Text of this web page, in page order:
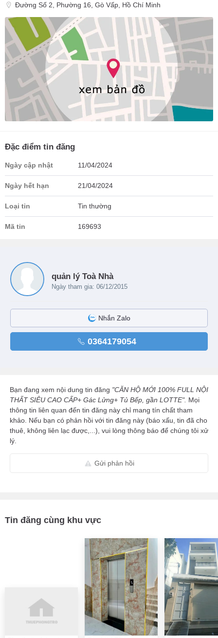
Đường Số 2, Phường 16, Gò Vấp, Hồ Chí Minh
Đặc điểm tin đăng
Ngày cập nhật 11/04/2024
Ngày hết hạn 21/04/2024
Loại tin Tin thường
Mã tin 169693
quản lý Toà Nhà
Ngày tham gia: 06/12/2015
Nhắn Zalo
0364179054
Bạn đang xem nội dung tin đăng "CĂN HỘ MỚI 100% FULL NỘI
THẤT SIÊU CAO CẤP+ Gác Lửng+ Tủ Bếp, gần LOTTE". Mọi
thông tin liên quan đến tin đăng này chỉ mang tín chất tham
khảo. Nếu bạn có phản hồi với tin đăng này (báo xấu, tin đã cho
thuê, không liên lạc được,...), vui lòng thông báo để chúng tôi xử
lý.
Gửi phản hồi
Tin đăng cùng khu vực